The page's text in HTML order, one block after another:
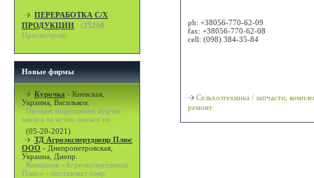
ПЕРЕРАБОТКА С/Х
ПРОДУКЦИИ
(25250
Просмотров)
Новые фирмы
Курочка - Киевская,
Украина, Васильков.
Продаж підрощених курчат
мясної та яєчно-мясної по
(05-20-2021)
ТД Агроэкспертднепр Плюс
ООО - Днепропетровская,
Украина, Днепр.
Компания «Агроэкспертднепр
Плюс» - поставляет совр
ph: +38056-770-62-09
fax: +38056-770-62-08
cell: (098) 384-35-84
Сельхозтехника / запчасти,
ремонт